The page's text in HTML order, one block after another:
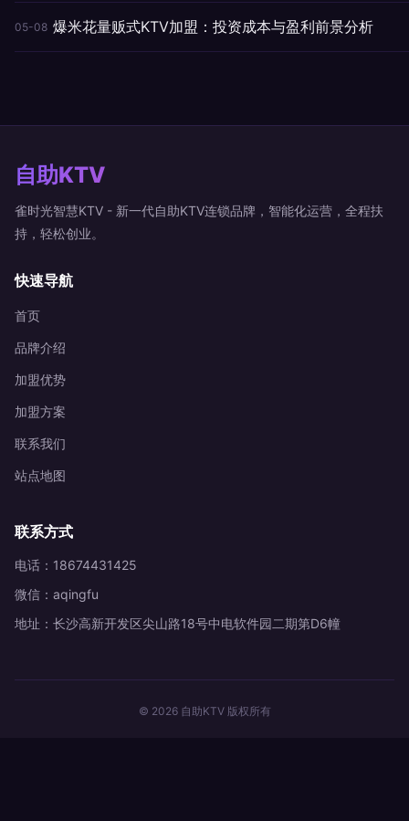
05-08 爆米花量贩式KTV加盟：投资成本与盈利前景分析
自助KTV
雀时光智慧KTV - 新一代自助KTV连锁品牌，智能化运营，全程扶
持，轻松创业。
快速导航
首页
品牌介绍
加盟优势
加盟方案
联系我们
站点地图
联系方式
电话：18674431425
微信：aqingfu
地址：长沙高新开发区尖山路18号中电软件园二期第D6幢
© 2026 自助KTV 版权所有